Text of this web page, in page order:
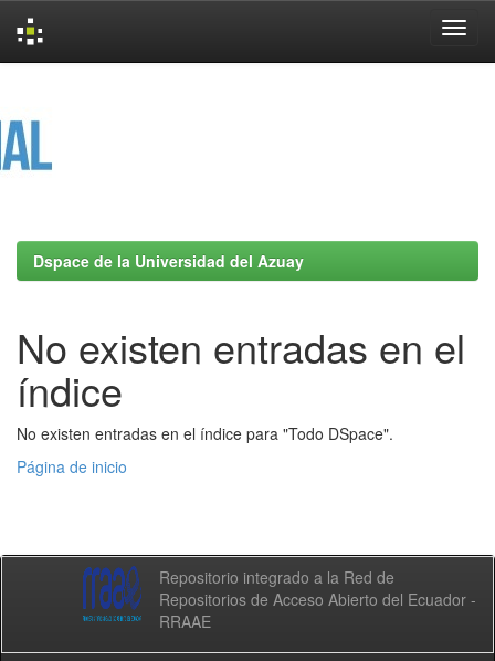
Dspace de la Universidad del Azuay
No existen entradas en el
índice
No existen entradas en el índice para "Todo DSpace".
Página de inicio
Repositorio integrado a la Red de
Repositorios de Acceso Abierto del Ecuador -
RRAAE